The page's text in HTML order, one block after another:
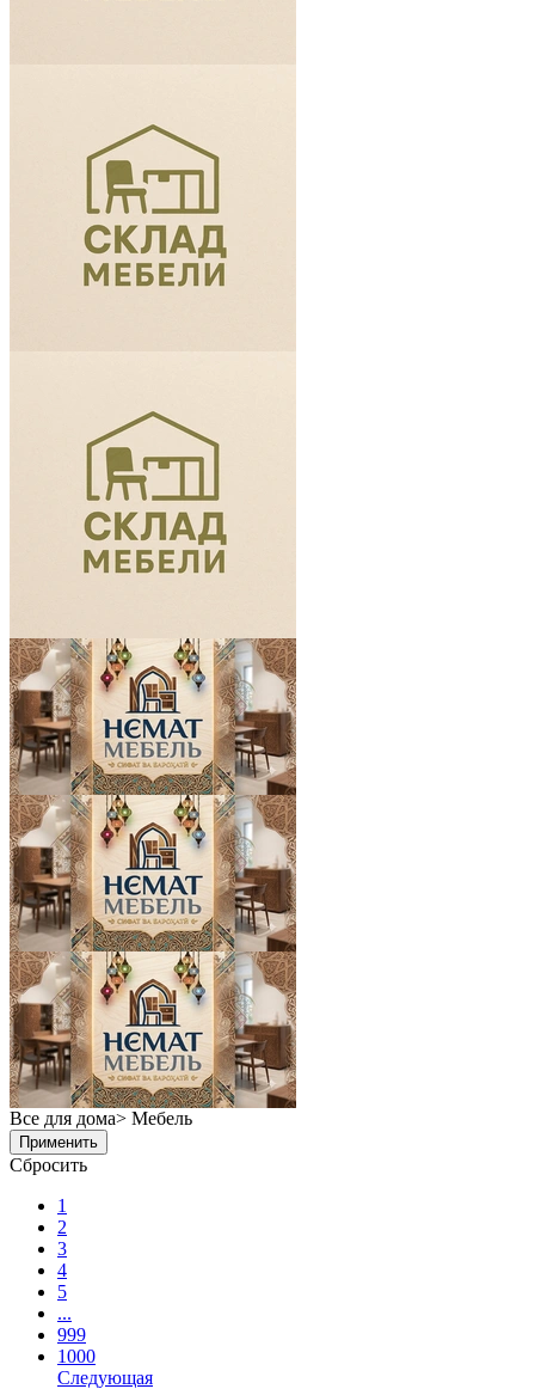
Все для дома> Мебель
Применить
Сбросить
1
2
3
4
5
...
999
1000
Следующая